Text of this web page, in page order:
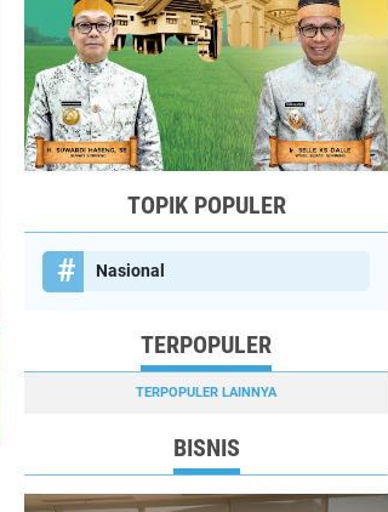
TOPIK POPULER
Nasional
TERPOPULER
TERPOPULER LAINNYA
BISNIS